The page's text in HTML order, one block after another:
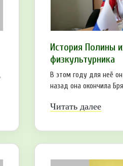
История Полины
физкультурника
В этом году для неё
назад она окончила
Читать далее